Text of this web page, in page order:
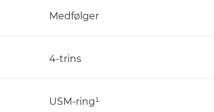
Medfølger
4-trins
USM-ring¹